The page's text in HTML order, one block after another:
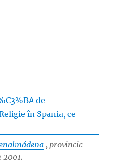
, provincia
2001.